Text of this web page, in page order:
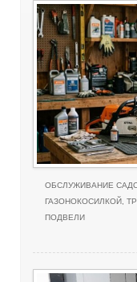
ОБСЛУЖИВАНИЕ
ГАЗОНОКОСИЛКОЙ,
ПОДВЕЛИ